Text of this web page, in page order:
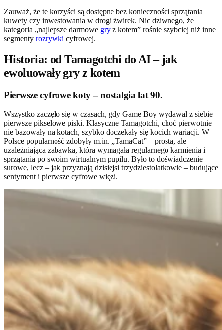
Zauważ, że te korzyści są dostępne bez konieczności sprzątania
kuwety czy inwestowania w drogi żwirek. Nic dziwnego, że
kategoria „najlepsze darmowe gry z kotem” rośnie szybciej niż inne
segmenty rozrywki cyfrowej.
Historia: od Tamagotchi do AI – jak
ewoluowały gry z kotem
Pierwsze cyfrowe koty – nostalgia lat 90.
Wszystko zaczęło się w czasach, gdy Game Boy wydawał z siebie
pierwsze pikselowe piski. Klasyczne Tamagotchi, choć pierwotnie
nie bazowały na kotach, szybko doczekały się kocich wariacji. W
Polsce popularność zdobyły m.in. „TamaCat” – prosta, ale
uzależniająca zabawka, która wymagała regularnego karmienia i
sprzątania po swoim wirtualnym pupilu. Było to doświadczenie
surowe, lecz – jak przyznają dzisiejsi trzydziestolatkowie – budujące
sentyment i pierwsze cyfrowe więzi.